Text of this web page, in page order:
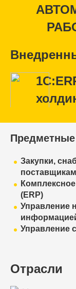
Предметные
Закупки,
(ERP)
Управление
Управление
Отрасли